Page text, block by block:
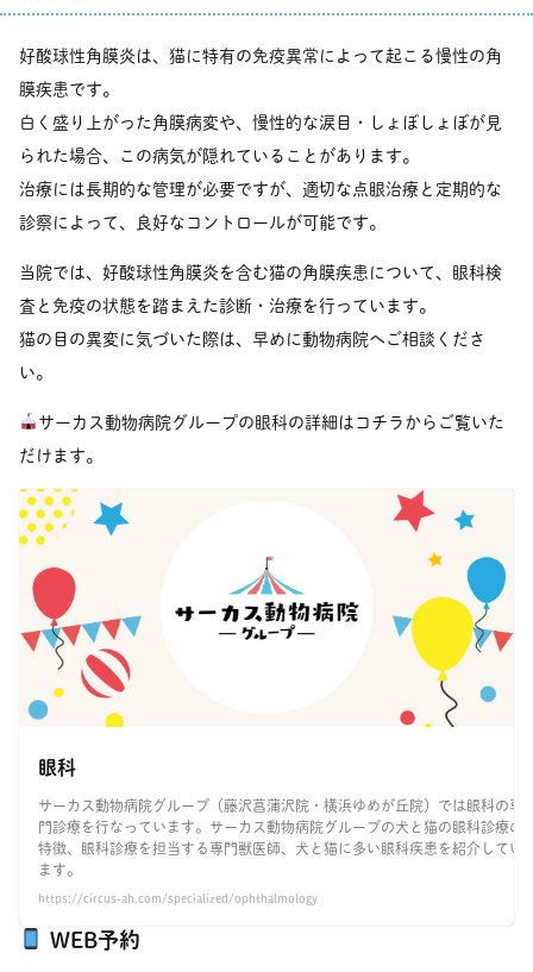
好酸球性角膜炎は、猫に特有の免疫異常によって起こる慢性の角
膜疾患です。
白く盛り上がった角膜病変や、慢性的な涙目・しょぼしょぼが見
られた場合、この病気が隠れていることがあります。
治療には長期的な管理が必要ですが、適切な点眼治療と定期的な
診察によって、良好なコントロールが可能です。
当院では、好酸球性角膜炎を含む猫の角膜疾患について、眼科検
査と免疫の状態を踏まえた診断・治療を行っています。
猫の目の異変に気づいた際は、早めに動物病院へご相談くださ
い。
サーカス動物病院グループの眼科の詳細はコチラからご覧いた
だけます。
眼科
サーカス動物病院グループ（藤沢菖蒲沢院・横浜ゆめが丘院）では眼科の専
門診療を行なっています。サーカス動物病院グループの犬と猫の眼科診療の
特徴、眼科診療を担当する専門獣医師、犬と猫に多い眼科疾患を紹介してい
ます。
https://circus-ah.com/specialized/ophthalmology
WEB予約